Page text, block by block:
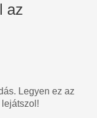
az
Legyen ez az